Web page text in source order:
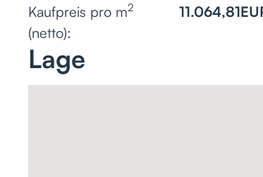
Kaufpreis pro m2
(netto):
11.064,81
Lage